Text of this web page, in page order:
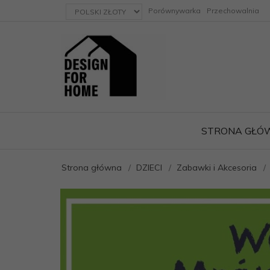
currency_h Porównywarka Przechowalnia
STRONA
Strona główna DZIECI Zabawki i Akcesoria